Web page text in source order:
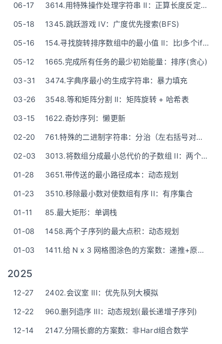
06-17
3614.用特殊操作处理字符串 II：正算长度反定位(还不错的题解Doge)
05-18
1345.跳跃游戏 IV：广度优先搜索(BFS)
05-16
154.寻找旋转排序数组中的最小值 II：比I多个if(二分查找?)
05-12
1665.完成所有任务的最少初始能量：排序(贪心)
03-31
3474.字典序最小的生成字符串：暴力填充
03-26
3548.等和矩阵分割 II：矩阵旋转 + 哈希表
03-15
1622.奇妙序列：懒更新
02-20
761.特殊的二进制字符串：分治（左右括号对移动）
02-03
3013.将数组分成最小总代价的子数组 II：两个堆维护k-1小 + 滑动窗口
01-28
3651.带传送的最小路径成本：动态规划
01-23
3510.移除最小数对使数组有序 II：有序集合
01-11
85.最大矩形：单调栈
01-08
1458.两个子序列的最大点积：动态规划
01-03
1411.给 N x 3 网格图涂色的方案数：递推+原地滚动(动态规划)
2025
12-27
2402.会议室 III：优先队列大模拟
12-22
960.删列造序 III：动态规划(最长递增子序列)
12-14
2147.分隔长廊的方案数：非Hard组合数学